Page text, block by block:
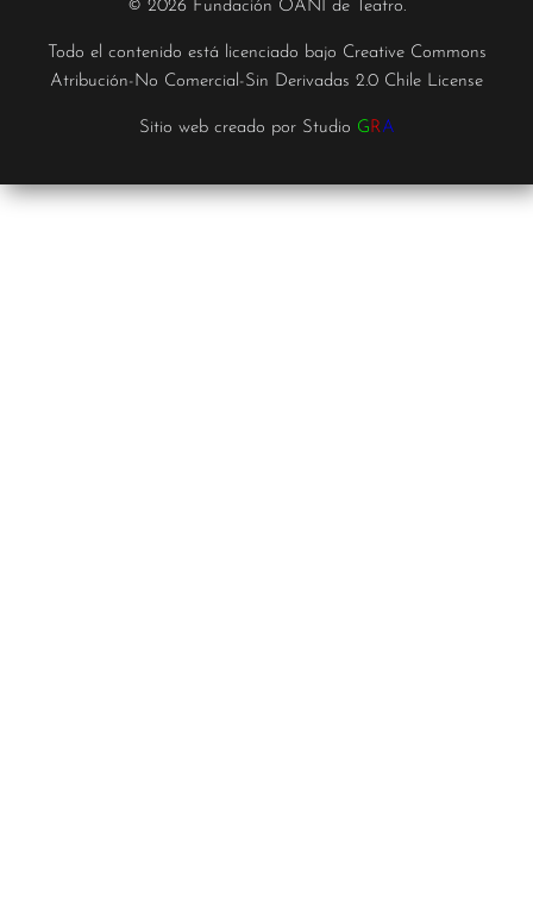
© 2026 Fundación OANI de Teatro.
Todo el contenido está licenciado bajo Creative Commons
Atribución-No Comercial-Sin Derivadas 2.0 Chile License
Sitio web creado por Studio GRA